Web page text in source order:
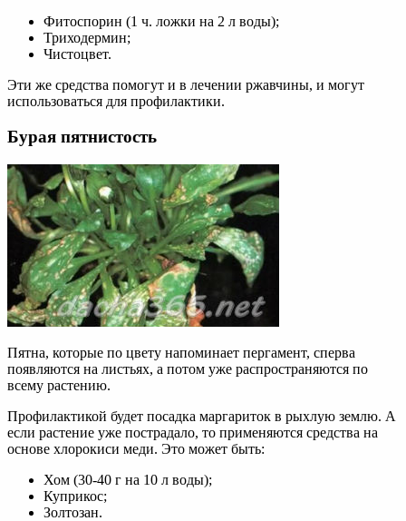
Фитоспорин (1 ч. ложки на 2 л воды);
Триходермин;
Чистоцвет.
Эти же средства помогут и в лечении ржавчины, и могут
использоваться для профилактики.
Бурая пятнистость
Пятна, которые по цвету напоминает пергамент, сперва
появляются на листьях, а потом уже распространяются по
всему растению.
Профилактикой будет посадка маргариток в рыхлую землю. А
если растение уже пострадало, то применяются средства на
основе хлорокиси меди. Это может быть:
Хом (30-40 г на 10 л воды);
Куприкос;
Золтозан.